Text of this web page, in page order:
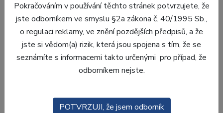
Laboratoř
ZHOTOVENÍ MODELŮ
ÚPRAVA SÁDROVÝCH MODELŮ
Pokračováním v používání těchto stránek potvrzujete, že
jste odborníkem ve smyslu §2a zákona č. 40/1995 Sb.,
o regulaci reklamy, ve znění pozdějších předpisů, a že
jste si vědom(a) rizik, která jsou spojena s tím, že se
seznámíte s informacemi takto určenými pro případ, že
odborníkem nejste.
POTVRZUJI, že jsem odborník